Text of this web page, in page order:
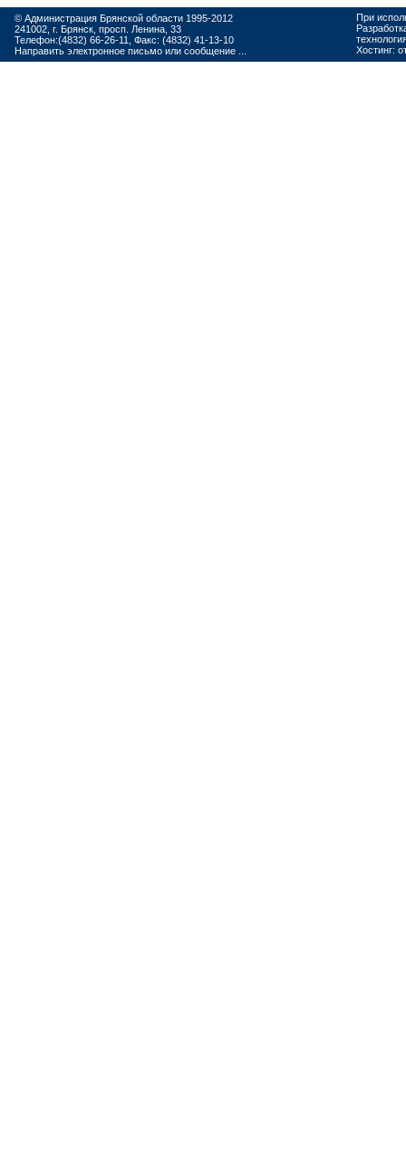
© Администрация Брянской области 1995-2012
241002, г. Брянск, просп. Ленина, 33
Телефон:(4832) 66-26-11, Факс: (4832) 41-13-10
Направить электронное письмо или сообщение ...
При
Хостинг: